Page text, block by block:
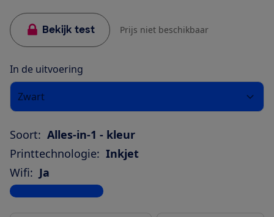
Bekijk test Prijs niet beschikbaar
In de uitvoering
Zwart
Soort: Alles-in-1 - kleur
Printtechnologie: Inkjet
Wifi: Ja
Bekijk alle specificaties